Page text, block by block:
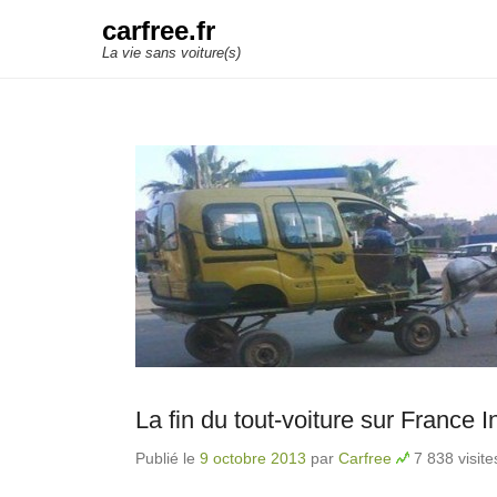
carfree.fr
La vie sans voiture(s)
La fin du tout-voiture sur France
Publié le 9 octobre 2013 par Carfree 7 838